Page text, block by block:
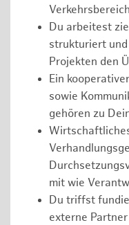
Du arbeitest
strukturiert
Projekten den
Ein
sowie
gehören zu
mit wie
Du triffst
externe